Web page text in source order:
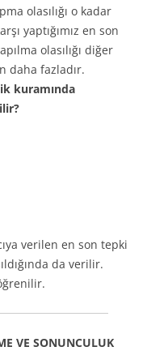
olasılığı o kadar
yaptığımız en son
olasılığı diğer
daha fazladır.
kuramında
verilen en son tepki
da verilir.
VE SONUNCULUK